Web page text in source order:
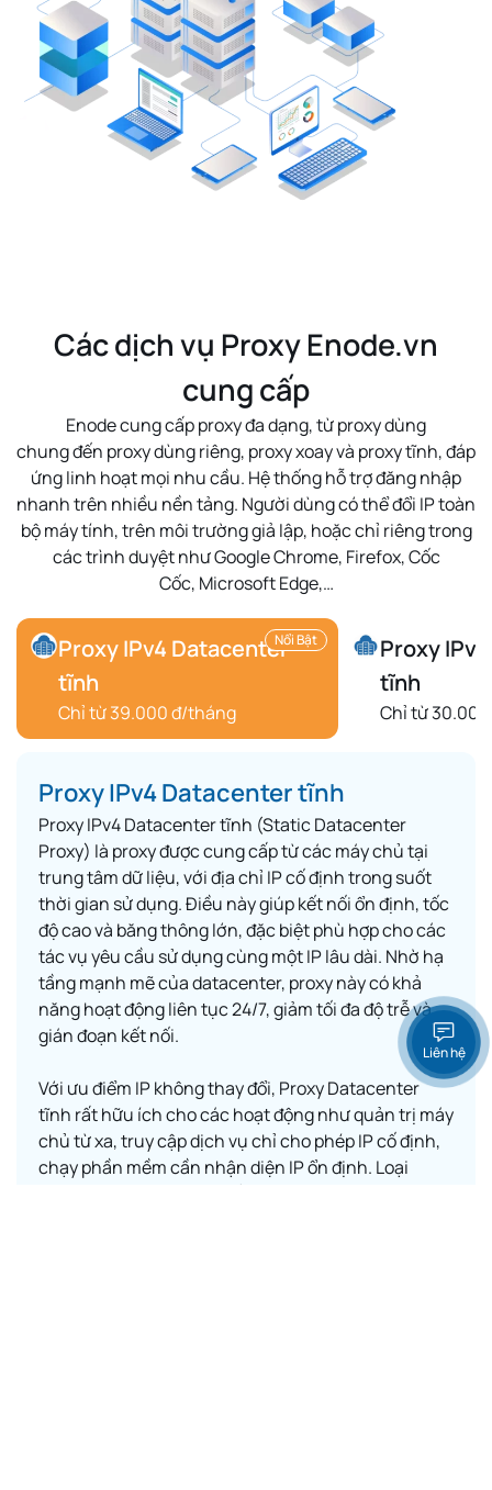
Các dịch vụ Proxy Enode.vn
cung cấp
Enode cung cấp proxy đa dạng, từproxy dùng
chungđến proxy dùng riêng, proxy xoayvà proxy tĩnh, đáp
ứng linh hoạt mọi nhu cầu. Hệ thống hỗ trợđăng nhập
nhanhtrên nhiều nền tảng. Người dùng có thểđổi IP toàn
bộ máy tính, trên môi trườnggiả lập, hoặc chỉ riêng trong
các trình duyệt nhưGoogle Chrome, Firefox,Cốc
Cốc, Microsoft Edge,…
Nổi Bật
Proxy IPv4 Datacenter
tĩnh
Chỉ từ 39.000 đ/tháng
Proxy
tĩnh
Chỉ từ
Proxy IPv4 Datacenter tĩnh
Proxy IPv4 Datacenter tĩnh (Static Datacenter
Proxy) là proxy được cung cấp từ các máy chủ tại
trung tâm dữ liệu, với địa chỉ IP cố định trong suốt
thời gian sử dụng. Điều này giúp kết nối ổn định, tốc
độ cao và băng thông lớn, đặc biệt phù hợp cho các
tác vụ yêu cầu sử dụng cùng một IP lâu dài. Nhờ hạ
tầng mạnh mẽ của datacenter, proxy này có khả
năng hoạt động liên tục 24/7, giảm tối đa độ trễ và
gián đoạn kết nối.
Với ưu điểm IP không thay đổi, Proxy Datacenter
tĩnh rất hữu ích cho các hoạt động như quản trị máy
chủ từ xa, truy cập dịch vụ chỉ cho phép IP cố định,
chạy phần mềm cần nhận diện IP ổn định. Loại
Liên hệ